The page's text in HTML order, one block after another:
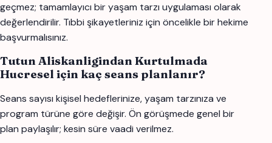
geçmez; tamamlayıcı bir yaşam tarzı uygulaması olarak
değerlendirilir. Tıbbi şikayetleriniz için öncelikle bir hekime
başvurmalısınız.
Tutun Aliskanligindan Kurtulmada
Hucresel için kaç seans planlanır?
Seans sayısı kişisel hedeflerinize, yaşam tarzınıza ve
program türüne göre değişir. Ön görüşmede genel bir
plan paylaşılır; kesin süre vaadi verilmez.